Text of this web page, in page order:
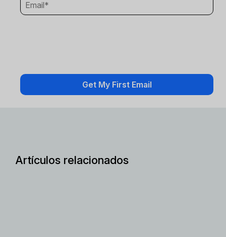
Artículos relacionados